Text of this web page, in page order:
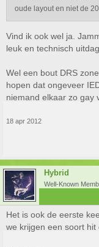
oude layout en niet de
Vind ik ook wel ja.
leuk en technisch
Wel een bout DRS
hopen dat ongeveer
niemand elkaar zo gay
18 apr 2012
Hybrid
Well-Known
Het is ook de eerste
we krijgen een soort hit